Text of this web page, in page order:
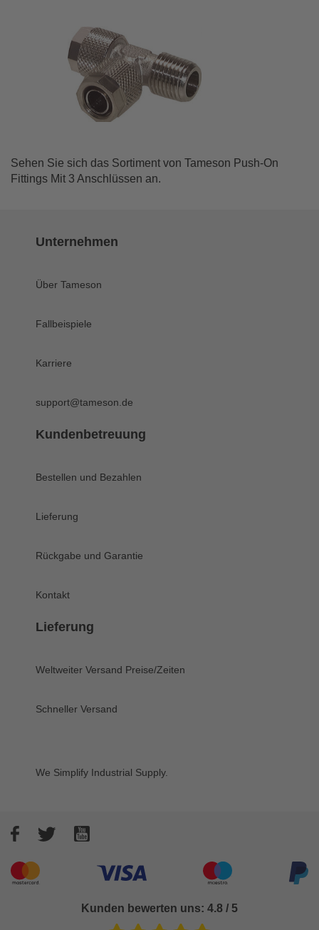
Sehen Sie sich das Sortiment von Tameson Push-On
Fittings Mit 3 Anschlüssen an.
Unternehmen
Über Tameson
Fallbeispiele
Karriere
support@tameson.de
Kundenbetreuung
Bestellen und Bezahlen
Lieferung
Rückgabe und Garantie
Kontakt
Lieferung
Weltweiter Versand Preise/Zeiten
Schneller Versand
We Simplify Industrial Supply.
FacebookTwitterYouTube
Kunden bewerten uns: 4.8 / 5